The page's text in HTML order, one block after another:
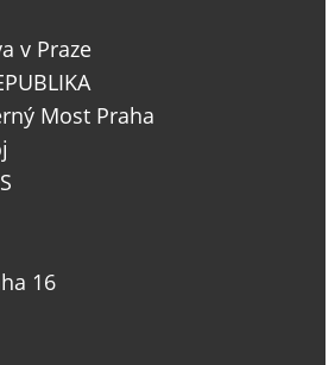
v Praze
Most Praha
16